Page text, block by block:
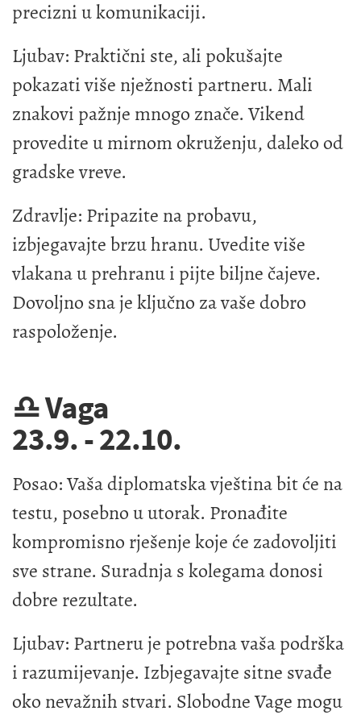
precizni u komunikaciji.
Ljubav: Praktični ste, ali pokušajte
pokazati više nježnosti partneru. Mali
znakovi pažnje mnogo znače. Vikend
provedite u mirnom okruženju, daleko od
gradske vreve.
Zdravlje: Pripazite na probavu,
izbjegavajte brzu hranu. Uvedite više
vlakana u prehranu i pijte biljne čajeve.
Dovoljno sna je ključno za vaše dobro
raspoloženje.
♎ Vaga
23.9. - 22.10.
Posao: Vaša diplomatska vještina bit će na
testu, posebno u utorak. Pronađite
kompromisno rješenje koje će zadovoljiti
sve strane. Suradnja s kolegama donosi
dobre rezultate.
Ljubav: Partneru je potrebna vaša podrška
i razumijevanje. Izbjegavajte sitne svađe
oko nevažnih stvari. Slobodne Vage mogu